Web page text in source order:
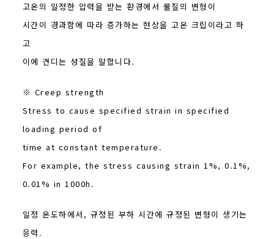
고온의 일정한 압력을 받는 환경에서 물질의 변형이
시간이 경과함에 따라 증가하는 현상을 고온 크립이라고 하
고
이에 견디는 성질을 말합니다.
※ Creep strength
Stress to cause specified strain in specified
loading period of
time at constant temperature.
For example, the stress causing strain 1%, 0.1%,
0.01% in 1000h.
일정 온도하에서, 규정된 부하 시간에 규정된 변형이 생기는
응력.